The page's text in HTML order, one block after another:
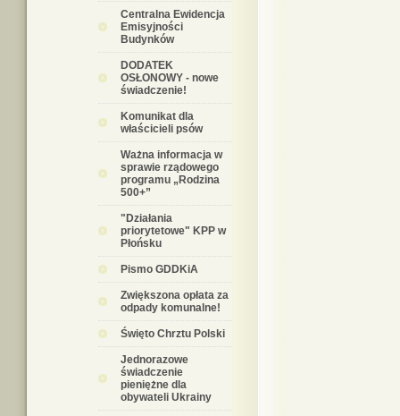
Centralna Ewidencja
Emisyjności
Budynków
DODATEK
OSŁONOWY - nowe
świadczenie!
Komunikat dla
właścicieli psów
Ważna informacja w
sprawie rządowego
programu „Rodzina
500+”
"Działania
priorytetowe" KPP w
Płońsku
Pismo GDDKiA
Zwiększona opłata za
odpady komunalne!
Święto Chrztu Polski
Jednorazowe
świadczenie
pieniężne dla
obywateli Ukrainy